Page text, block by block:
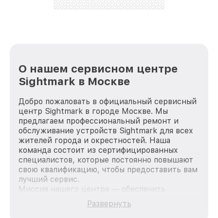
О нашем сервисном центре
Sightmark в Москве
Добро пожаловать в официальный сервисный
центр Sightmark в городе Москве. Мы
предлагаем профессиональный ремонт и
обслуживание устройств Sightmark для всех
жителей города и окрестностей. Наша
команда состоит из сертифицированных
специалистов, которые постоянно повышают
свою квалификацию, чтобы предоставить вам
лучший сервис.
Миссия нашего центра — обеспечить
качественный и доступный ремонт для
каждого пользователя продукции Sightmark,
Развернуть